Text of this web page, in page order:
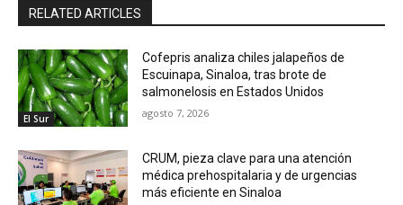
RELATED ARTICLES
El Sur
Cofepris analiza chiles jalapeños de
Escuinapa, Sinaloa, tras brote de
salmonelosis en Estados Unidos
agosto 7, 2026
CRUM, pieza clave para una atención
médica prehospitalaria y de urgencias
más eficiente en Sinaloa